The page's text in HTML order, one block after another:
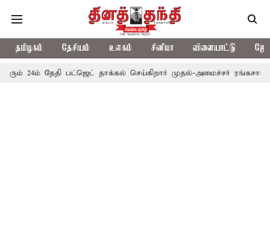
தமிழகம் தேசியம் உலகம் சினிமா விளையாட்டு
தேதி பட்ஜெட் தாக்கல் செய்கிறார் முதல்-அமைச்சர் ரங்கசாமி